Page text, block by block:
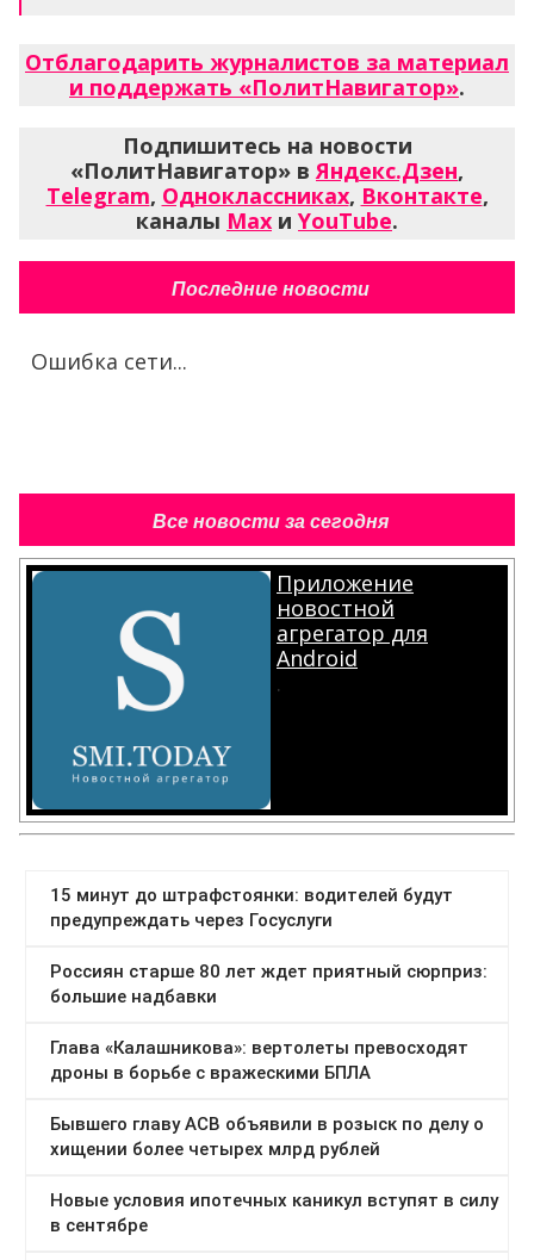
Отблагодарить журналистов за материал
и поддержать «ПолитНавигатор».
Подпишитесь на новости
«ПолитНавигатор» вЯндекс.Дзен,
Telegram, Одноклассниках, Вконтакте,
каналы Max и YouTube.
Последние новости
Ошибка сети...
Все новости за сегодня
Приложение
новостной
агрегатор для
Android
.